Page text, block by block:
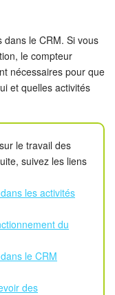
le CRM. Si vous
le compteur
nécessaires pour que
et quelles activités
le travail des
suivez les liens
les activités
du
le CRM
des